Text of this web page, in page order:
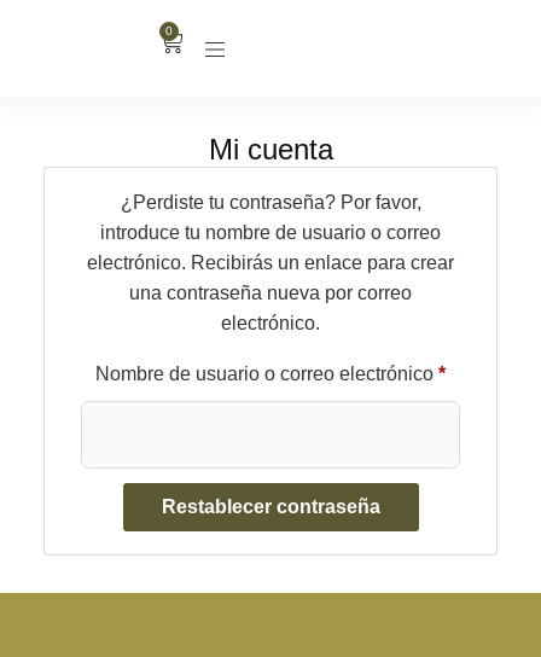
0
Mi cuenta
¿Perdiste tu contraseña? Por favor,
introduce tu nombre de usuario o correo
electrónico. Recibirás un enlace para crear
una contraseña nueva por correo
electrónico.
Nombre de usuario o correo electrónico *
Restablecer contraseña